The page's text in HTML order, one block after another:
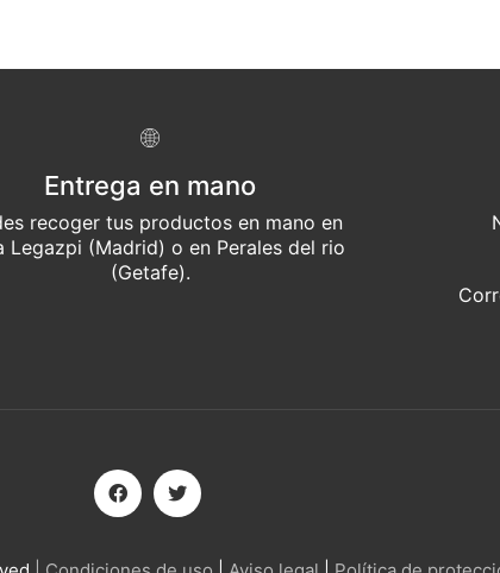
Entrega en mano
recoger tus productos en mano en
Legazpi (Madrid) o en Perales del rio
(Getafe).